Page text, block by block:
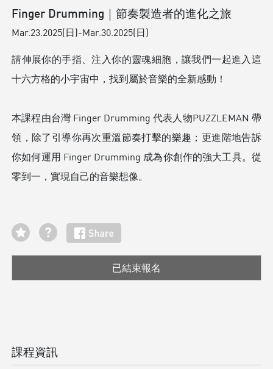
Finger Drumming｜節奏製造者的進化之旅
Mar.23.2025(日)-Mar.30.2025(日)
請伸展你的手指、注入你的靈魂細胞，讓我們一起進入這
十六方格的小宇宙中，找到屬於音樂的全新感動！
本課程由台灣 Finger Drumming 代表人物PUZZLEMAN 帶
領，除了引導你再次重溫節奏打擊的樂趣；更進階地告訴
你如何運用 Finger Drumming 成為你創作的強大工具。從
零到一，實現自己的音樂想像。
已結束報名
課程資訊